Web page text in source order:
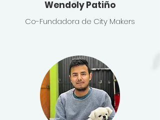
Wendoly Patiño
Co-Fundadora de City Makers